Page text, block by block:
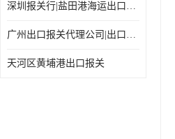
深圳报关行|盐田港海运出口货物报关行
广州出口报关代理公司|出口货物报关单
天河区黄埔港出口报关